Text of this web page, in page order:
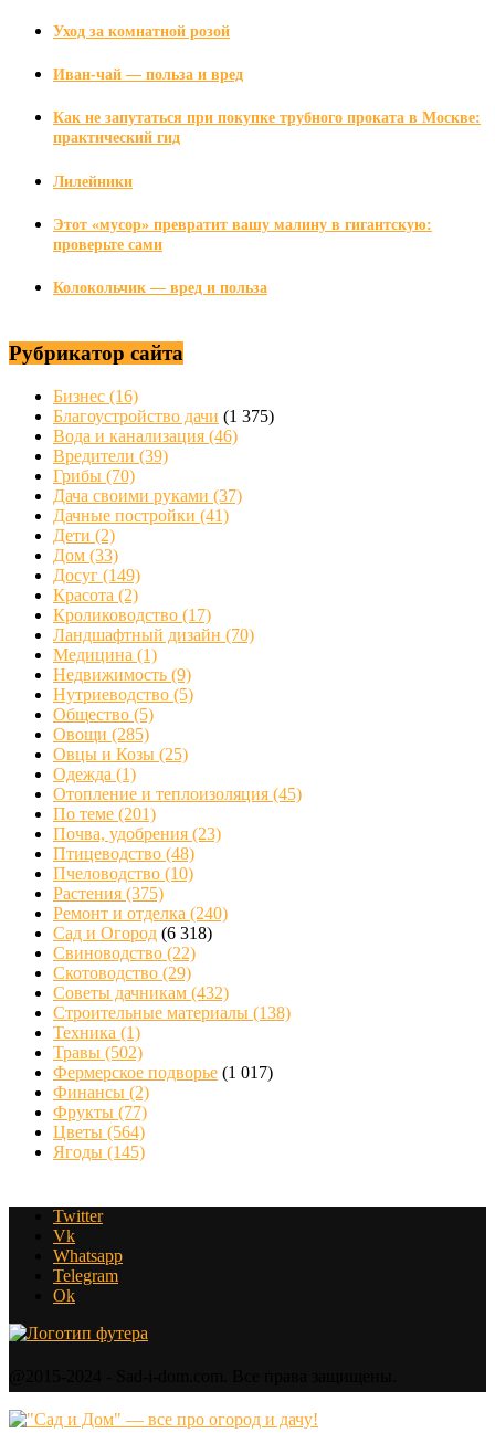
Уход за комнатной розой
Иван-чай — польза и вред
Как не запутаться при покупке трубного проката в Москве:
практический гид
Лилейники
Этот «мусор» превратит вашу малину в гигантскую:
проверьте сами
Колокольчик — вред и польза
Рубрикатор сайта
Бизнес (16)
Благоустройство дачи (1 375)
Вода и канализация (46)
Вредители (39)
Грибы (70)
Дача своими руками (37)
Дачные постройки (41)
Дети (2)
Дом (33)
Досуг (149)
Красота (2)
Кролиководство (17)
Ландшафтный дизайн (70)
Медицина (1)
Недвижимость (9)
Нутриеводство (5)
Общество (5)
Овощи (285)
Овцы и Козы (25)
Одежда (1)
Отопление и теплоизоляция (45)
По теме (201)
Почва, удобрения (23)
Птицеводство (48)
Пчеловодство (10)
Растения (375)
Ремонт и отделка (240)
Сад и Огород (6 318)
Свиноводство (22)
Скотоводство (29)
Советы дачникам (432)
Строительные материалы (138)
Техника (1)
Травы (502)
Фермерское подворье (1 017)
Финансы (2)
Фрукты (77)
Цветы (564)
Ягоды (145)
Twitter
Vk
Whatsapp
Telegram
Ok